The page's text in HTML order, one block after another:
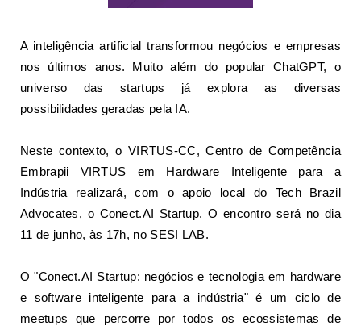
A inteligência artificial transformou negócios e empresas
nos últimos anos. Muito além do popular ChatGPT, o
universo das startups já explora as diversas
possibilidades geradas pela IA.
Neste contexto, o VIRTUS-CC, Centro de Competência
Embrapii VIRTUS em Hardware Inteligente para a
Indústria realizará, com o apoio local do Tech Brazil
Advocates, o Conect.AI Startup. O encontro será no dia
11 de junho, às 17h, no SESI LAB.
O "Conect.AI Startup: negócios e tecnologia em hardware
e software inteligente para a indústria" é um ciclo de
meetups que percorre por todos os ecossistemas de